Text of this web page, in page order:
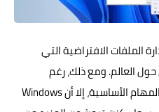
الملفات الافتراضية التي
العالم. ومع ذلك، رغم
بساطته وفعاليته في العديد من المهام الأساسية، إلا أن Windows